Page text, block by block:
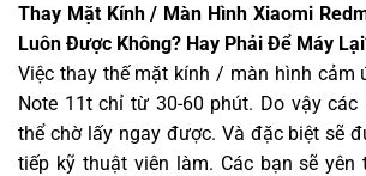
Thay Mặt Kính / Màn Hình Xiaomi
Luôn Được Không? Hay Phải Để Máy
Việc thay thế mặt kính / màn hình cảm
Note 11t chỉ từ 30-60 phút. Do vậy
thể chờ lấy ngay được. Và đặc biệt sẽ
tiếp kỹ thuật viên làm. Các bạn sẽ